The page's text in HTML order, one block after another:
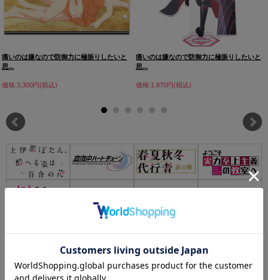
痛いのは嫌なので防御力に極振りしたいと
思...
価格:3,300円(税込)
痛いのは嫌なので防御力に極振りしたいと
思...
価格:1,870円(税込)